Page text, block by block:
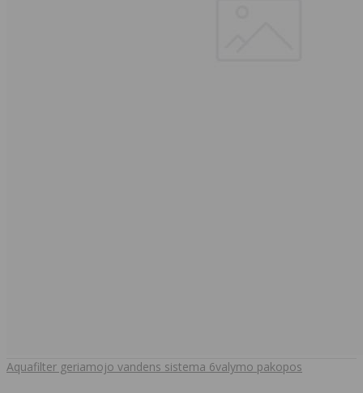
Aquafilter geriamojo vandens sistema 6valymo pakopos